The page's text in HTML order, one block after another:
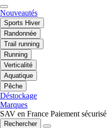
Nouveautés
Sports Hiver
Randonnée
Trail running
Running
Verticalité
Aquatique
Pêche
Déstockage
Marques
SAV en France Paiement sécurisé
Rechercher